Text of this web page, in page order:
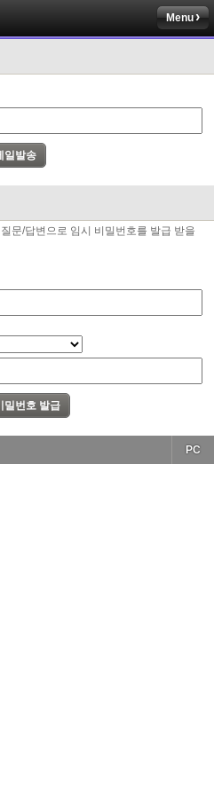
Menu
문/답변으로 임시 비밀번호를 발급 받을
PC